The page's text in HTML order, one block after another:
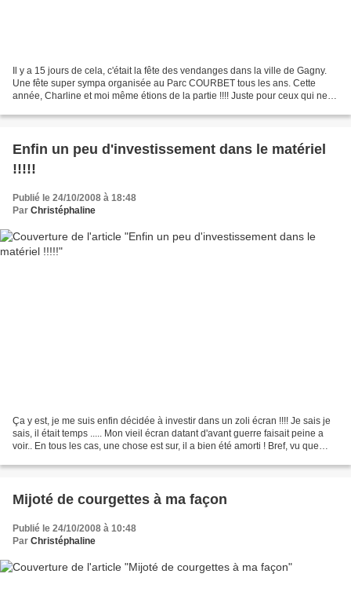
Il y a 15 jours de cela, c'était la fête des vendanges dans la ville de Gagny.
Une fête super sympa organisée au Parc COURBET tous les ans. Cette
année, Charline et moi même étions de la partie !!!! Juste pour ceux qui ne
Enfin un peu d'investissement dans le matériel
!!!!!
Publié le 24/10/2008 à 18:48
Par Christéphaline
Ça y est, je me suis enfin décidée à investir dans un zoli écran !!!! Je sais je
sais, il était temps ..... Mon vieil écran datant d'avant guerre faisait peine a
voir.. En tous les cas, une chose est sur, il a bien été amorti ! Bref, vu que
Mijoté de courgettes à ma façon
Publié le 24/10/2008 à 10:48
Par Christéphaline